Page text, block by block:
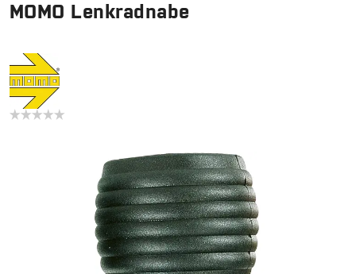
MOMO Lenkradnabe
Bildergalerie überspringen